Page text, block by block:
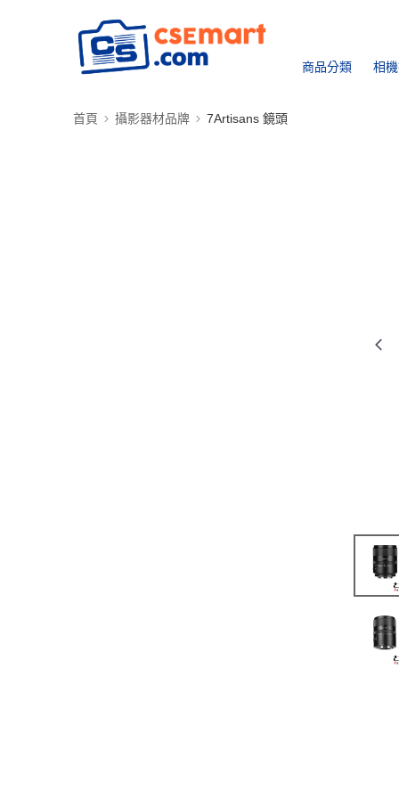
商品分類 相
首頁 攝影器材品牌 7Artisans 鏡頭